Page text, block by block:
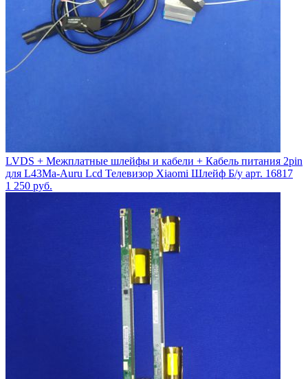
LVDS + Межплатные шлейфы и кабели + Кабель питания 2pin
для L43Ma-Auru Lcd Телевизор Xiaomi Шлейф Б/у арт. 16817
1 250 руб.